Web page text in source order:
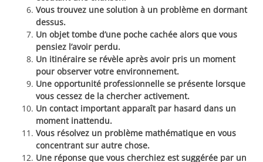
Vous trouvez une solution à un problème en dormant
dessus.
Un objet tombe d’une poche cachée alors que vous
pensiez l’avoir perdu.
Un itinéraire se révèle après avoir pris un moment
pour observer votre environnement.
Une opportunité professionnelle se présente lorsque
vous cessez de la chercher activement.
Un contact important apparaît par hasard dans un
moment inattendu.
Vous résolvez un problème mathématique en vous
concentrant sur autre chose.
Une réponse que vous cherchiez est suggérée par un